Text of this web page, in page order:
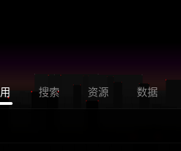
搜索 资源 数据